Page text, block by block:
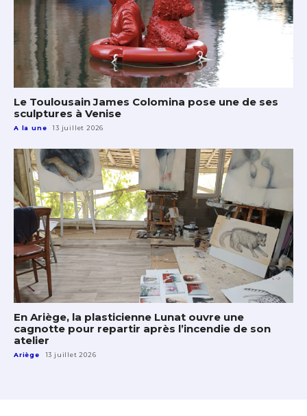
Le Toulousain James Colomina pose une de ses
sculptures à Venise
A la une 13 juillet 2026
En Ariège, la plasticienne Lunat ouvre une
cagnotte pour repartir après l’incendie de son
atelier
Ariège 13 juillet 2026